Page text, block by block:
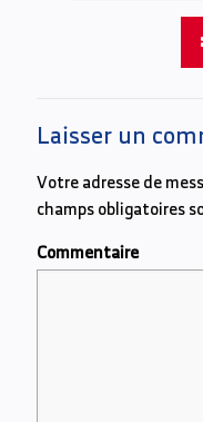
Laisser un
Votre adresse de
champs obligatoires
Commentaire